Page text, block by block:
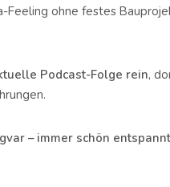
Feeling ohne festes
Podcast-Folge rein,
– immer schön